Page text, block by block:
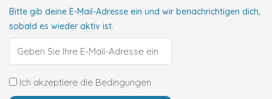
Bitte gib deine E-Mail-Adresse ein und wir benachrichtigen dich,
sobald es wieder aktiv ist.
Ich akzeptiere die Bedingungen